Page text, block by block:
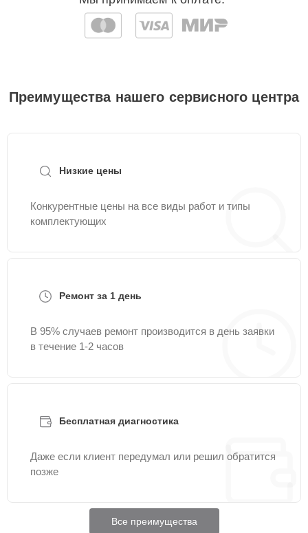
Преимущества нашего сервисного центра
Низкие цены
Конкурентные цены на все виды работ и типы
комплектующих
Ремонт за 1 день
В 95% случаев ремонт производится в день заявки
в течение 1-2 часов
Бесплатная диагностика
Даже если клиент передумал или решил обратится
позже
Все преимущества